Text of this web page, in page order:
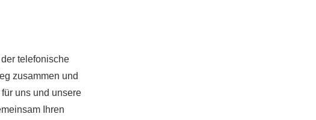
telefonische
zusammen und
uns und unsere
Ihren